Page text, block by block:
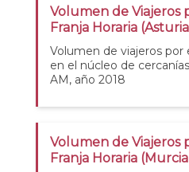
Volumen de Viajeros
Franja Horaria
Volumen de viajeros por
en el núcleo de
AM, año 2018
Volumen de Viajeros
Franja Horaria